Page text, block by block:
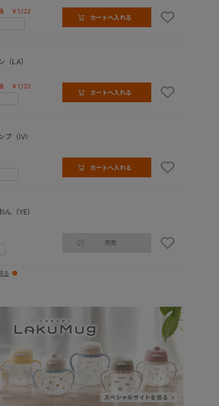
￥1,122
カートへ入れる
（LA）
￥1,122
カートへ入れる
プ（IV）
カートへ入れる
ん（YE）
完売
る